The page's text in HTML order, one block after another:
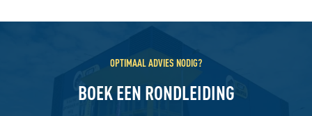
OPTIMAAL ADVIES NODIG?
BOEK EEN RONDLEIDING